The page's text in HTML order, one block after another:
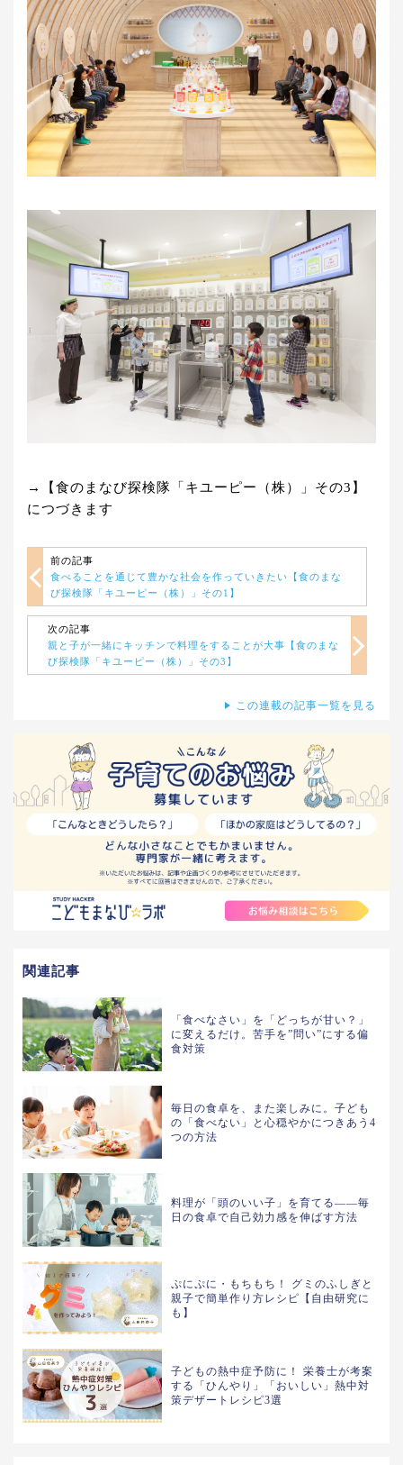
→【食のまなび探検隊「キユーピー（株）」その3】
につづきます
前の記事
食べることを通じて豊かな社会を作っていきたい【食のまな
び探検隊「キユーピー（株）」その1】
次の記事
親と子が一緒にキッチンで料理をすることが大事【食のまな
び探検隊「キユーピー（株）」その3】
この連載の記事一覧を見る
関連記事
「食べなさい」を「どっちが甘い？」
に変えるだけ。苦手を”問い”にする偏
食対策
毎日の食卓を、また楽しみに。子ども
の「食べない」と心穏やかにつきあう4
つの方法
料理が「頭のいい子」を育てる――毎
日の食卓で自己効力感を伸ばす方法
ぷにぷに・もちもち！ グミのふしぎと
親子で簡単作り方レシピ【自由研究に
も】
子どもの熱中症予防に！ 栄養士が考案
する「ひんやり」「おいしい」熱中対
策デザートレシピ3選